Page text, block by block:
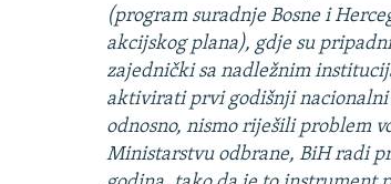
(program suradnje Bosne i
akcijskog plana), gdje su
zajednički sa nadležnim
aktivirati prvi godišnji nacionalni
odnosno, nismo riješili problem
Ministarstvu odbrane, BiH radi